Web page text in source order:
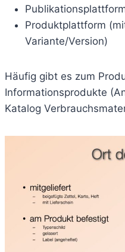
Produktplattform
Variante/Version)
Häufig gibt es zum
Informationsprodukte
Katalog